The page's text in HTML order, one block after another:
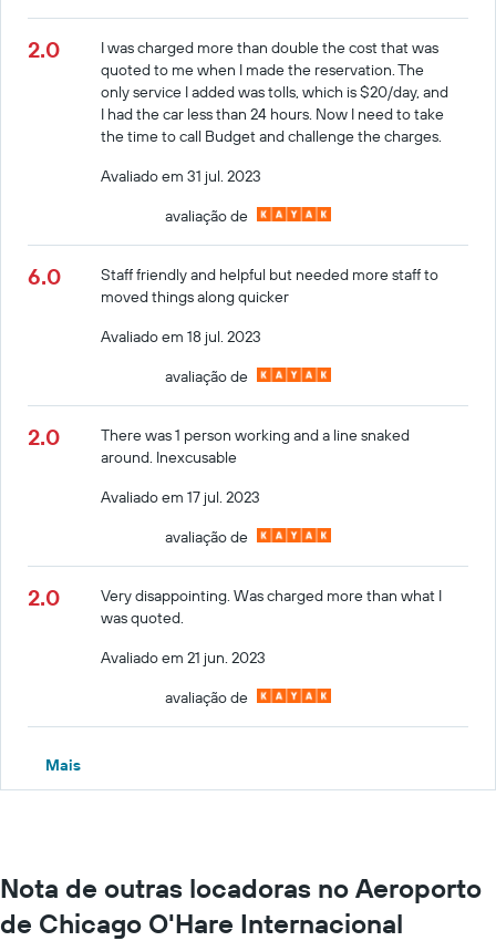
2.0
I was charged more than double the cost that was
quoted to me when I made the reservation. The
only service I added was tolls, which is $20/day, and
I had the car less than 24 hours. Now I need to take
the time to call Budget and challenge the charges.
Avaliado em 31 jul. 2023
avaliação de
6.0
Staff friendly and helpful but needed more staff to
moved things along quicker
Avaliado em 18 jul. 2023
avaliação de
2.0
There was 1 person working and a line snaked
around. Inexcusable
Avaliado em 17 jul. 2023
avaliação de
2.0
Very disappointing. Was charged more than what I
was quoted.
Avaliado em 21 jun. 2023
avaliação de
Mais
Nota de outras locadoras no Aeroporto
de Chicago O'Hare Internacional